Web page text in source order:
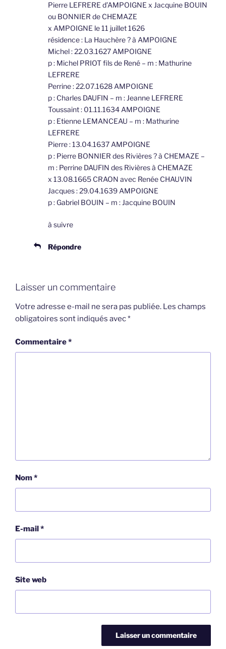
Pierre LEFRERE d’AMPOIGNE x Jacquine BOUIN
ou BONNIER de CHEMAZE
x AMPOIGNE le 11 juillet 1626
résidence : La Hauchère ? à AMPOIGNE
Michel : 22.03.1627 AMPOIGNE
p : Michel PRIOT fils de René – m : Mathurine
LEFRERE
Perrine : 22.07.1628 AMPOIGNE
p : Charles DAUFIN – m : Jeanne LEFRERE
Toussaint : 01.11.1634 AMPOIGNE
p : Etienne LEMANCEAU – m : Mathurine
LEFRERE
Pierre : 13.04.1637 AMPOIGNE
p : Pierre BONNIER des Rivières ? à CHEMAZE –
m : Perrine DAUFIN des Rivières à CHEMAZE
x 13.08.1665 CRAON avec Renée CHAUVIN
Jacques : 29.04.1639 AMPOIGNE
p : Gabriel BOUIN – m : Jacquine BOUIN
à suivre
Répondre
Laisser un commentaire
Votre adresse e-mail ne sera pas publiée. Les champs
obligatoires sont indiqués avec*
Commentaire*
Nom*
E-mail*
Site web